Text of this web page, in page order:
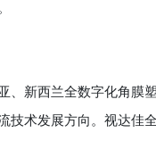
新西兰全数字化角膜
技术发展方向。视达佳